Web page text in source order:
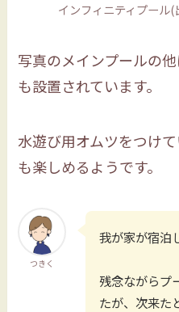
インフィニティプール
写真のメインプールの
も設置されています。
水遊び用オムツをつけ
も楽しめるようです。
つきく
我が家が宿泊
残念ながらプ
たが、次来た